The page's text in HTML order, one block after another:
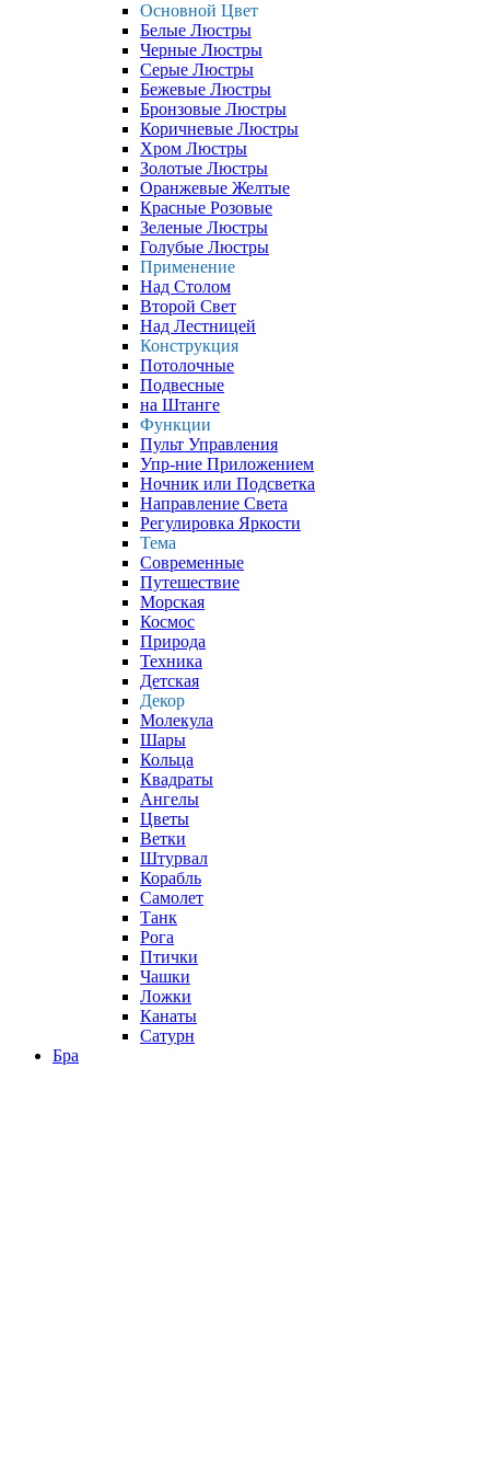
Основной Цвет
Белые Люстры
Черные Люстры
Серые Люстры
Бежевые Люстры
Бронзовые Люстры
Коричневые Люстры
Хром Люстры
Золотые Люстры
Оранжевые Желтые
Красные Розовые
Зеленые Люстры
Голубые Люстры
Применение
Над Столом
Второй Свет
Над Лестницей
Конструкция
Потолочные
Подвесные
на Штанге
Функции
Пульт Управления
Упр-ние Приложением
Ночник или Подсветка
Направление Света
Регулировка Яркости
Тема
Современные
Путешествие
Морская
Космос
Природа
Техника
Детская
Декор
Молекула
Шары
Кольца
Квадраты
Ангелы
Цветы
Ветки
Штурвал
Корабль
Самолет
Танк
Рога
Птички
Чашки
Ложки
Канаты
Сатурн
Бра